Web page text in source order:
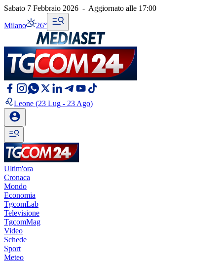
Sabato 7 Febbraio 2026 - Aggiornato alle 17:00
Milano 26°
Leone (23 Lug - 23 Ago)
Ultim'ora
Cronaca
Mondo
Economia
TgcomLab
Televisione
TgcomMag
Video
Schede
Sport
Meteo